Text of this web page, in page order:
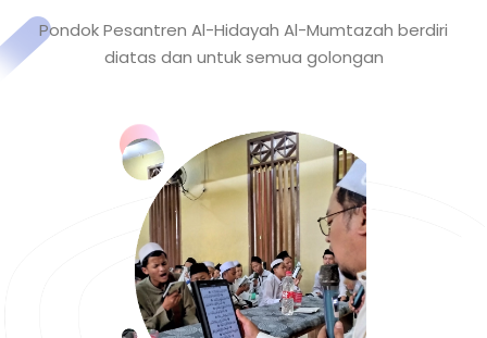
Pondok Pesantren Al-Hidayah Al-Mumtazah berdiri
diatas dan untuk semua golongan